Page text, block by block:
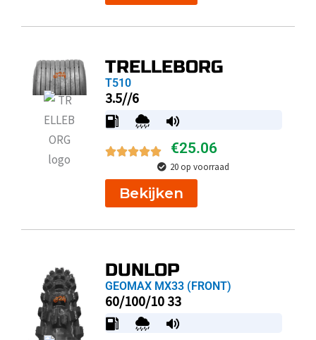
TRELLEBORG
T510
3.5//6
€25.06
20 op voorraad
Bekijken
DUNLOP
GEOMAX MX33 (FRONT)
60/100/10 33